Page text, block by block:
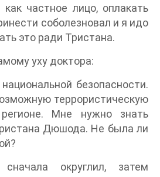
как частное лицо, оплакать
соболезновал и я идо
это ради Тристана.
уху доктора:
безопасности.
террористическую
Мне нужно знать
Дюшода. Не была ли
округлил, затем